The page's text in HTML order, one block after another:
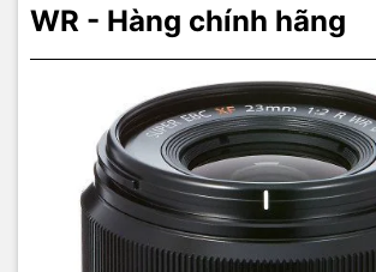
WR - Hàng chính hãng